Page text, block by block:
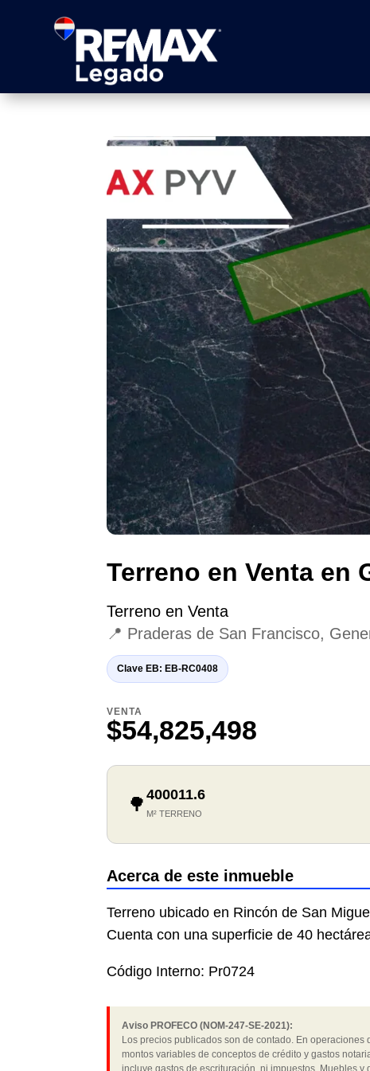
Terreno en Venta en
Terreno en Venta
📍 Praderas de San Francisco,
Clave EB: EB-RC0408
VENTA
$54,825,498
🌳400011.6
M² TERRENO
Acerca de este inmueble
Terreno ubicado en Rincón de San
Cuenta con una superficie de 40
Código Interno: Pr0724
Aviso PROFECO (NOM-247-SE-2021):
Los precios publicados son de contado. En
montos variables de conceptos de crédito y gastos
incluye gastos de escrituración, ni impuestos. Muebles